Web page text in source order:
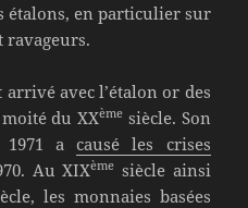
étalons, en particulier sur
ravageurs.
avec l’étalon or des
du XXème siècle. Son
a causé les crises
Au XIXème siècle ainsi
les monnaies basées